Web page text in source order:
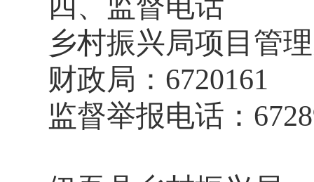
乡村振兴局项目管
财政局： 6720161
监督举报电话：